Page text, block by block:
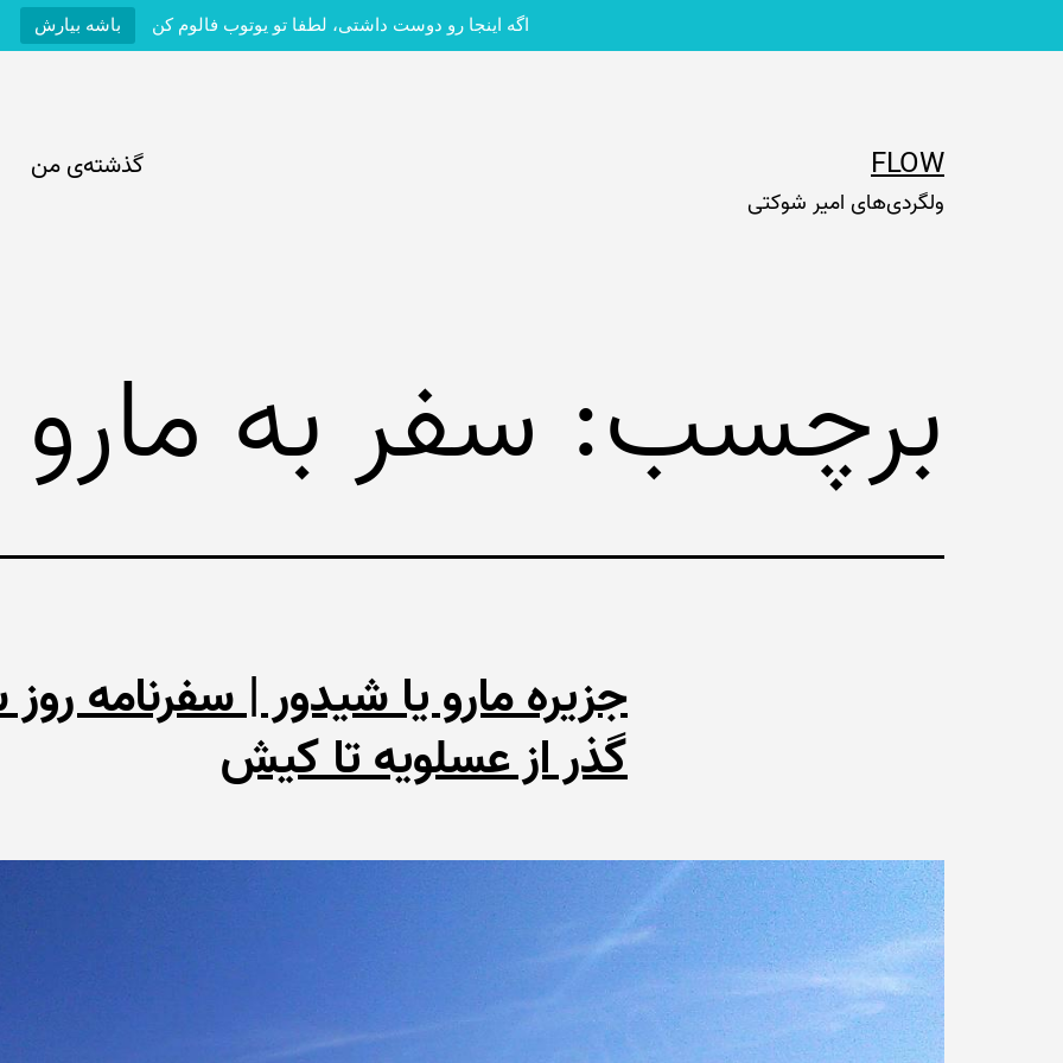
اگه اینجا رو دوست داشتی، لطفا تو یوتوب فالوم کن باشه بیارش
FLOW
ولگردی‌های امیر شوکتی
گذشته‌ی من
برچسب: سفر به مارو
جزیره مارو یا شیدور | سفرنامه
گذر از عسلویه تا کیش